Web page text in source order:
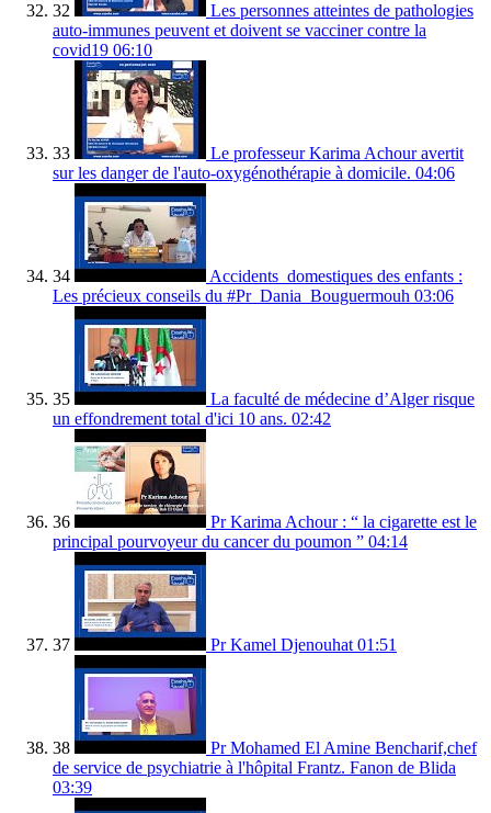
32
Les personnes atteintes de pathologies
auto-immunes peuvent et doivent se vacciner contre la
covid19 06:10
33
Le professeur Karima Achour avertit
sur les danger de l'auto-oxygénothérapie à domicile. 04:06
34
Accidents_domestiques des enfants :
Les précieux conseils du #Pr_Dania_Bouguermouh 03:06
35
La faculté de médecine d’Alger risque
un effondrement total d'ici 10 ans. 02:42
36
Pr Karima Achour : “ la cigarette est le
principal pourvoyeur du cancer du poumon ” 04:14
37 Pr Kamel Djenouhat 01:51
38
Pr Mohamed El Amine Bencharif,chef
de service de psychiatrie à l'hôpital Frantz. Fanon de Blida
03:39